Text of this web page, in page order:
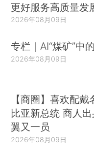
更好服务高质量发
2026年08月09日
专栏｜AI“煤矿”中
2026年08月09日
【商圈】喜欢配
比亚新总统 商人
翼又一员
2026年08月09日